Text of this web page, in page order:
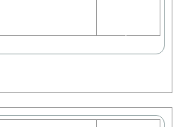
で
購